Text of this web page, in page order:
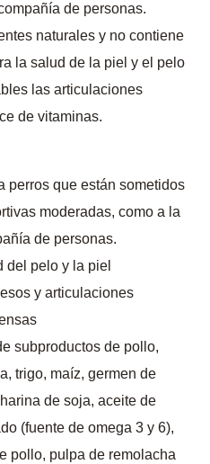
de personas.
naturales y no contiene
la salud de la piel y el pelo
las articulaciones
de vitaminas.
perros que están sometidos
moderadas, como a la
de personas.
del pelo y la piel
y articulaciones
subproductos de pollo,
trigo, maíz, germen de
de soja, aceite de
(fuente de omega 3 y 6),
pollo, pulpa de remolacha